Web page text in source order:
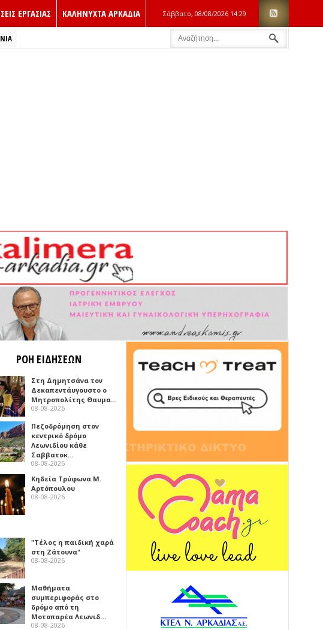
ΕΡΓΑΣΙΑΣ ΚΑΛΗΝΥΧΤΑ ΑΡΚΑΔΙΑ Σάββατο, 08/08/2026 14:29
ΡΟΗ ΕΙΔΗΣΕΩΝ
Στη Δημητσάνα τον
Δεκαπεντάυγουστο ο
Μητροπολίτης Θαυμα…
08-08-2026
Πεζοδρόμηση στον
κεντρικό δρόμο
Λεωνιδίου κάθε
Σαββατοκ…
08-08-2026
Κηδεία Τρύφωνα Μ.
Αρτόπουλου
08-08-2026
"Τέλος η παιδική χαρά
στη Ζάτουνα"
08-08-2026
Μαθήματα
συμπεριφοράς στο
δρόμο από τη
Μοτοπαρέα Λεωνιδ…
08-08-2026